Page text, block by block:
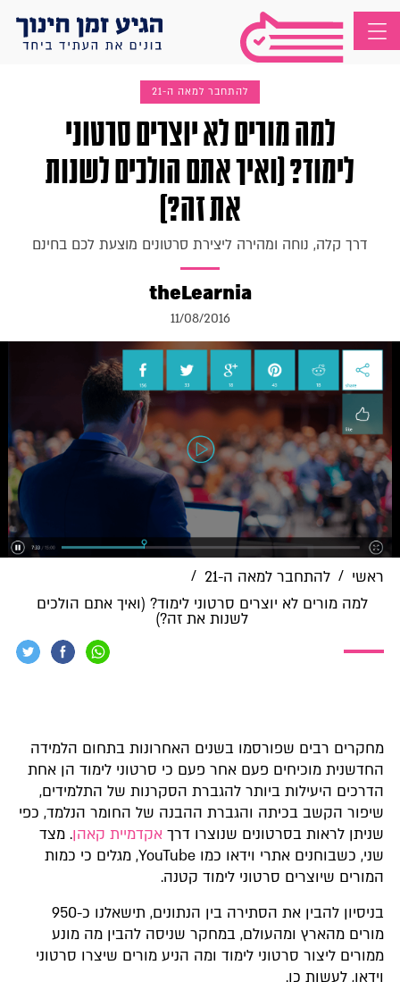
להתחבר למאה ה-21
למה מורים לא יוצרים סרטוני
לימוד? (ואיך אתם הולכים לשנות
את זה?)
דרך קלה, נוחה ומהירה ליצירת סרטונים מוצעת לכם בחינם
theLearnia
11/08/2016
ראשי / להתחבר למאה ה-21
/
למה מורים לא יוצרים סרטוני לימוד? (ואיך אתם הולכים
לשנות את זה?)
מחקרים רבים שפורסמו בשנים האחרונות בתחום הלמידה
החדשנית מוכיחים פעם אחר פעם כי סרטוני לימוד הן אחת
הדרכים היעילות ביותר להגברת הסקרנות של התלמידים,
שיפור הקשב בכיתה והגברת ההבנה של החומר הנלמד, כפי
שניתן לראות בסרטונים שנוצרו דרך אקדמיית קאהן. מצד
שני, כשבוחנים אתרי וידאו כמו YouTube, מגלים כי כמות
המורים שיוצרים סרטוני לימוד קטנה.
בניסיון להבין את הסתירה בין הנתונים, תישאלנו כ-950
מורים מהארץ ומהעולם, במחקר שניסה להבין מה מונע
ממורים ליצור סרטוני לימוד ומה הניע מורים שיצרו סרטוני
וידאו, לעשות כן.